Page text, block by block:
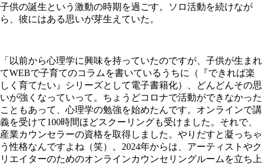
子供の誕生という激動の時期を過ごす。ソロ活動を続けなが
ら、彼にはある思いが芽生えていた。
「以前から心理学に興味を持っていたのですが、子供が生まれ
てWEBで子育てのコラムを書いているうちに（『できれば楽
しく育てたい』シリーズとして電子書籍化）、どんどんその思
いが強くなっていって。ちょうどコロナで活動ができなかった
こともあって、心理学の勉強を始めたんです。オンラインで講
義を受けて100時間ほどスクーリングも受けました。それで、
産業カウンセラーの資格を取得しました。やりだすと凝っちゃ
う性格なんですよね（笑）。2024年からは、アーティストやク
リエイターのためのオンラインカウンセリングルームを立ち上